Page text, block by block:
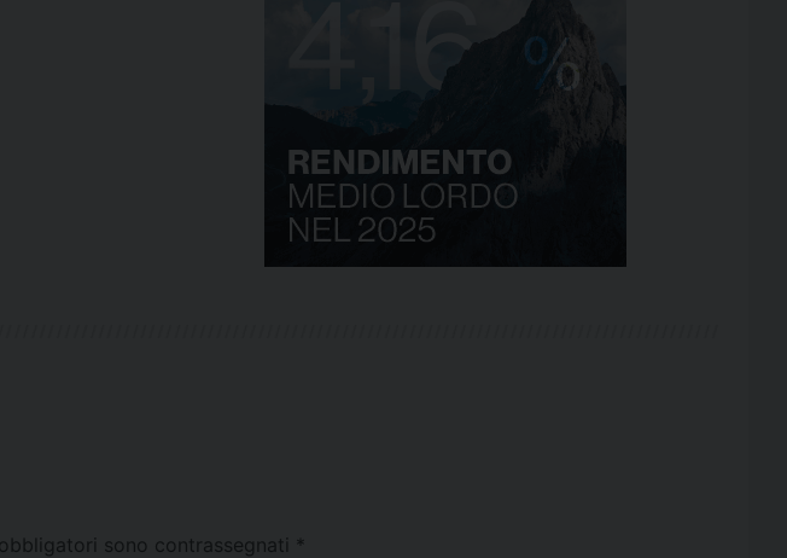
obbligatori sono contrassegnati *